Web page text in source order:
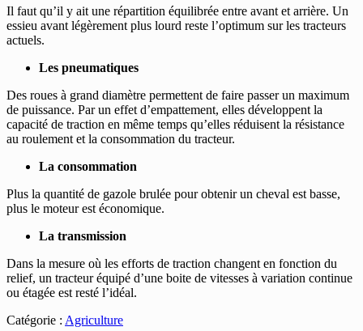
Il faut qu’il y ait une répartition équilibrée entre avant et arrière. Un
essieu avant légèrement plus lourd reste l’optimum sur les tracteurs
actuels.
Les pneumatiques
Des roues à grand diamètre permettent de faire passer un maximum
de puissance. Par un effet d’empattement, elles développent la
capacité de traction en même temps qu’elles réduisent la résistance
au roulement et la consommation du tracteur.
La consommation
Plus la quantité de gazole brulée pour obtenir un cheval est basse,
plus le moteur est économique.
La transmission
Dans la mesure où les efforts de traction changent en fonction du
relief, un tracteur équipé d’une boite de vitesses à variation continue
ou étagée est resté l’idéal.
Catégorie : Agriculture